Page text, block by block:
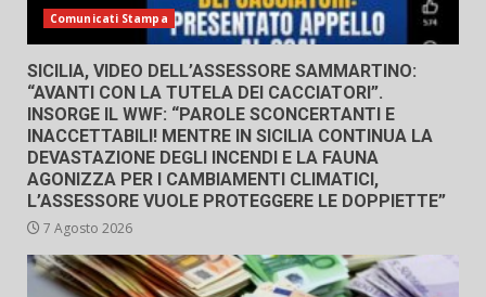
Comunicati Stampa
SICILIA, VIDEO DELL’ASSESSORE SAMMARTINO:
“AVANTI CON LA TUTELA DEI CACCIATORI”.
INSORGE IL WWF: “PAROLE SCONCERTANTI E
INACCETTABILI! MENTRE IN SICILIA CONTINUA LA
DEVASTAZIONE DEGLI INCENDI E LA FAUNA
AGONIZZA PER I CAMBIAMENTI CLIMATICI,
L’ASSESSORE VUOLE PROTEGGERE LE DOPPIETTE”
7 Agosto 2026